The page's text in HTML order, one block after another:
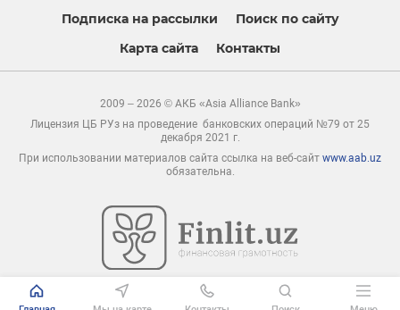
Подписка на рассылки
Поиск по сайту
Карта сайта
Контакты
2009 – 2026 © АКБ «Asia Alliance Bank»
Лицензия ЦБ РУз на проведение банковских операций №79 от 25
декабря 2021 г.
При использовании материалов сайта ссылка на веб-сайт www.aab.uz
обязательна.